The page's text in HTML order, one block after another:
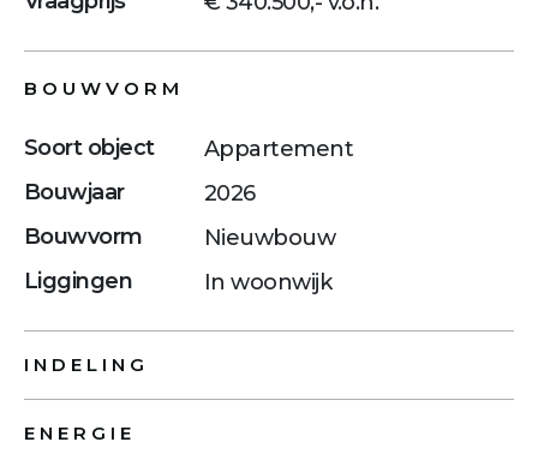
BOUWVORM
Soort object
Appartement
Bouwjaar
2026
Bouwvorm
Nieuwbouw
Liggingen
In woonwijk
INDELING
ENERGIE